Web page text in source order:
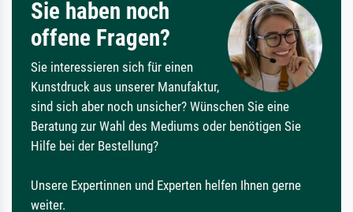
Sie haben noch
offene Fragen?
Sie interessieren sich für einen
Kunstdruck aus unserer Manufaktur,
sind sich aber noch unsicher? Wünschen Sie eine
Beratung zur Wahl des Mediums oder benötigen Sie
Hilfe bei der Bestellung?
Unsere Expertinnen und Experten helfen Ihnen gerne
weiter.